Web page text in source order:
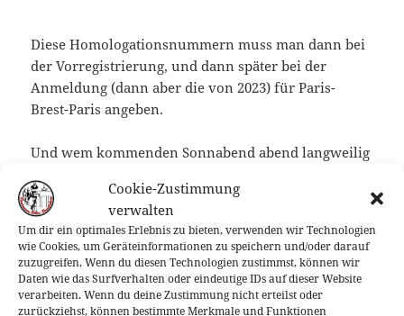
Cookie-Zustimmung
verwalten
Um dir ein optimales Erlebnis zu bieten, verwenden wir Technologien
wie Cookies, um Geräteinformationen zu speichern und/oder darauf
zuzugreifen. Wenn du diesen Technologien zustimmst, können wir
Daten wie das Surfverhalten oder eindeutige IDs auf dieser Website
verarbeiten. Wenn du deine Zustimmung nicht erteilst oder
zurückziehst, können bestimmte Merkmale und Funktionen
Diese Homologationsnummern muss man dann bei
der Vorregistrierung, und dann später bei der
Anmeldung (dann aber die von 2023) für Paris-
Brest-Paris angeben.
Und wem kommenden Sonnabend abend langweilig
zugucken. Da ist „Velodrom UCI Track champions
league
„, Wettkämpfe für Männer und Frauen in
jeweils 2 Sprint- und 2 Ausdauerdisziplinen. Soll
nur zwei Stunden gehen, bin gespannt, wie sie das
schaffen… Bier soll es dort auch spottbillig geben.